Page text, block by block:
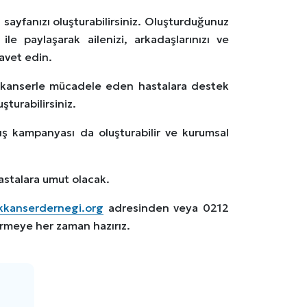
oluşturabilirsiniz. Oluşturduğunuz
paylaşarak ailenizi, arkadaşlarınızı ve
edin.
mücadele eden hastalara destek
kampanyası da oluşturabilir ve kurumsal
umut olacak.
adresinden veya 0212
her zaman hazırız.